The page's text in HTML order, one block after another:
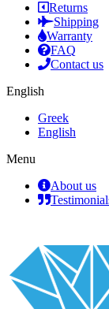
Returns
Shipping
Warranty
FAQ
Contact us
English
Greek
English
Menu
About us